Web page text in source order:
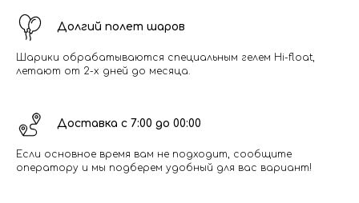
Долгий полет шаров
Шарики обрабатываются специальным гелем Hi-float,
летают от 2-х дней до месяца.
Доставка с 7:00 до 00:00
Если основное время вам не подходит, сообщите
оператору и мы подберем удобный для вас вариант!